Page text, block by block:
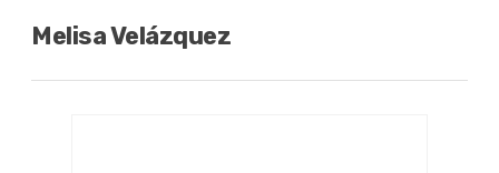
Melisa Velázquez